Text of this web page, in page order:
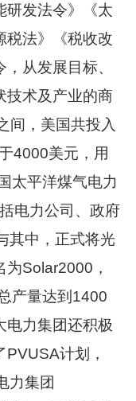
研发法令》《太
税法》《税收改
从发展目标、
技术及产业的商
间，美国共投入
4000美元，用
太平洋煤气电力
电力公司、政府
其中，正式将光
Solar2000，
产量达到1400
电力集团还积极
计划，
力集团